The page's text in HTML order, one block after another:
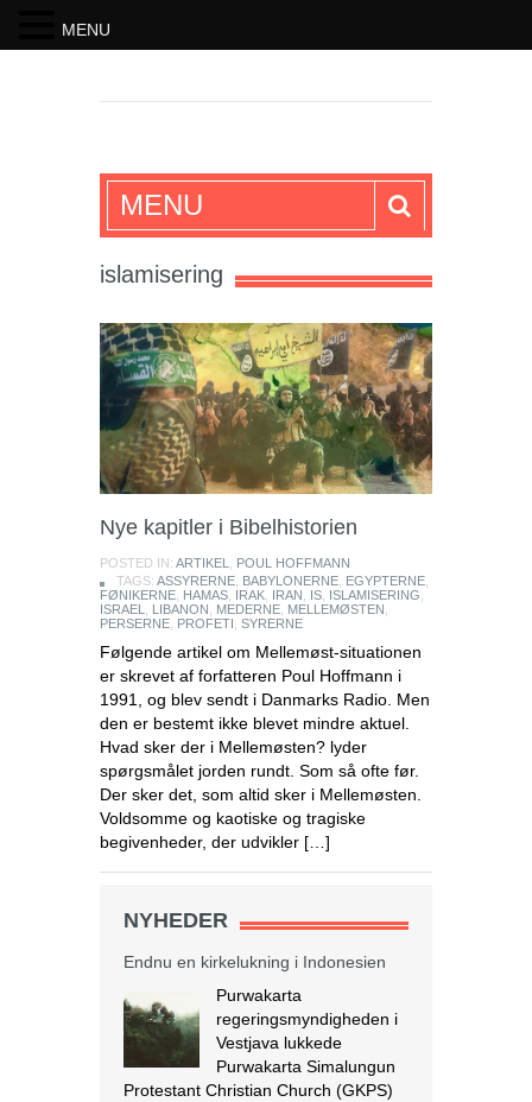
SKRIFTEN
MENU
islamisering
Nye kapitler i Bibelhistorien
POSTED IN: ARTIKEL
POUL HOFFMANN
TAGS: ASSYRERNE BABYLONERNE EGYPTERNE
FØNIKERNE HAMAS IRAK IRAN IS ISLAMISERING
ISRAEL
LIBANON MEDERNE MELLEMØSTEN
PERSERNE PROFETI SYRERNE
Følgende artikel om Mellemøst-situationen
er skrevet af forfatteren Poul Hoffmann i
1991, og blev sendt i Danmarks Radio. Men
den er bestemt ikke blevet mindre aktuel.
Hvad sker der i Mellemøsten? lyder
spørgsmålet jorden rundt. Som så ofte før.
Der sker det, som altid sker i Mellemøsten.
Voldsomme og kaotiske og tragiske
begivenheder, der udvikler […]
NYHEDER
Endnu en kirkelukning i Indonesien
Purwakarta
regeringsmyndigheden i
Vestjava lukkede
Purwakarta Simalungun
Protestant Christian Church (GKPS)
MENU